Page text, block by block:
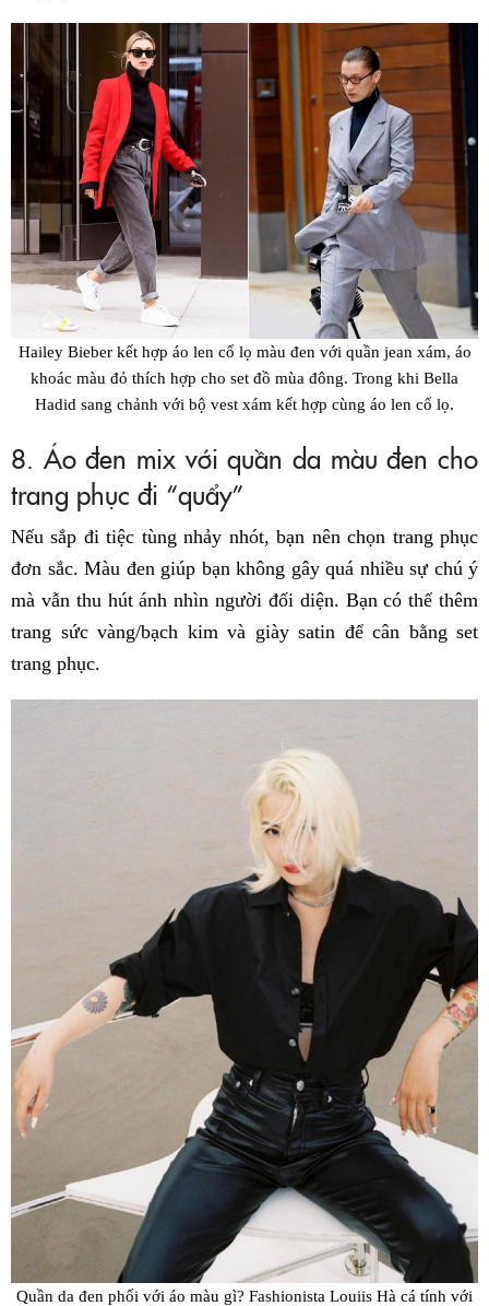
Hailey Bieber kết hợp áo len cổ lọ màu đen với quần jean xám, áo
khoác màu đỏ thích hợp cho set đồ mùa đông. Trong khi Bella
Hadid sang chảnh với bộ vest xám kết hợp cùng áo len cổ lọ.
8. Áo đen mix với quần da màu đen cho
trang phục đi “quẩy”
Nếu sắp đi tiệc tùng nhảy nhót, bạn nên chọn trang phục
đơn sắc. Màu đen giúp bạn không gây quá nhiều sự chú ý
mà vẫn thu hút ánh nhìn người đối diện. Bạn có thể thêm
trang sức vàng/bạch kim và giày satin để cân bằng set
trang phục.
Quần da đen phối với áo màu gì? Fashionista Louiis Hà cá tính với